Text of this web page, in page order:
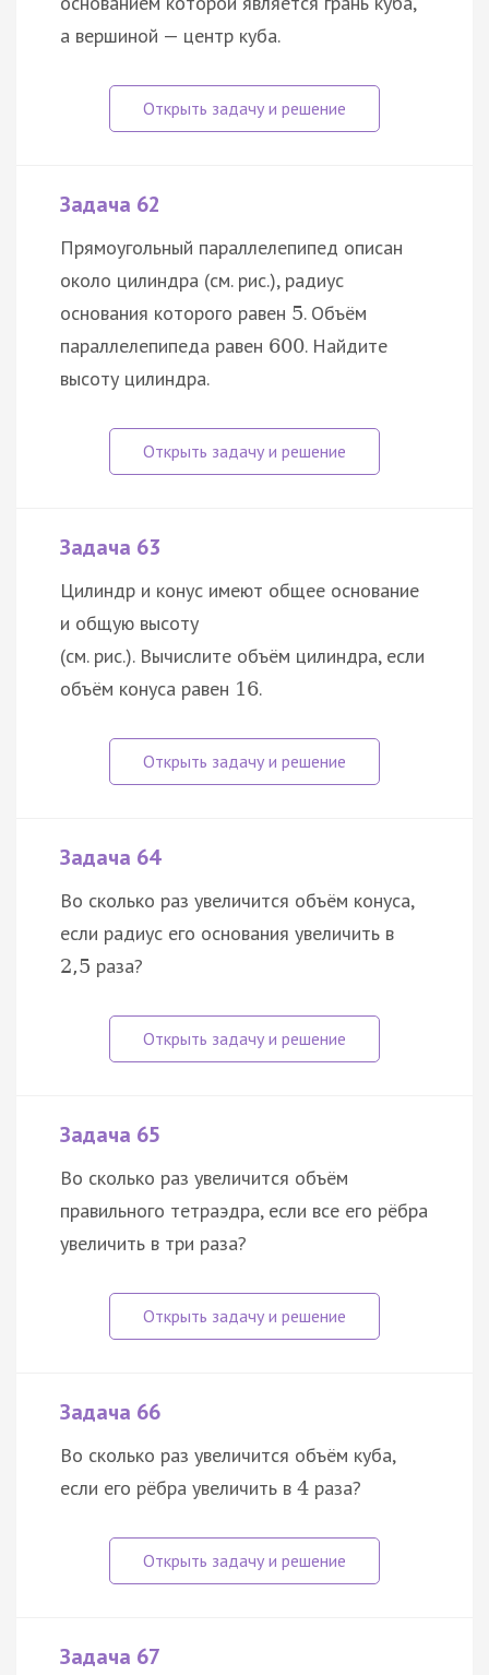
а вершиной — центр куба.
Задача 62
Прямоугольный параллелепипед описан
около цилиндра (см. рис.), радиус
основания которого равен 5. Объём
параллелепипеда равен 600. Найдите
высоту цилиндра.
Задача 63
Цилиндр и конус имеют общее основание
и общую высоту
(см. рис.). Вычислите объём цилиндра, если
объём конуса равен 16.
Задача 64
Во сколько раз увеличится объём конуса,
если радиус его основания увеличить в
2,5 раза?
Задача 65
Во сколько раз увеличится объём
правильного тетраэдра, если все его рёбра
увеличить в три раза?
Задача 66
Во сколько раз увеличится объём куба,
если его рёбра увеличить в 4 раза?
Задача 67